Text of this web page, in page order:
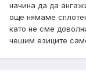
начина да да
още нямаме
като не сме
чешим езиците